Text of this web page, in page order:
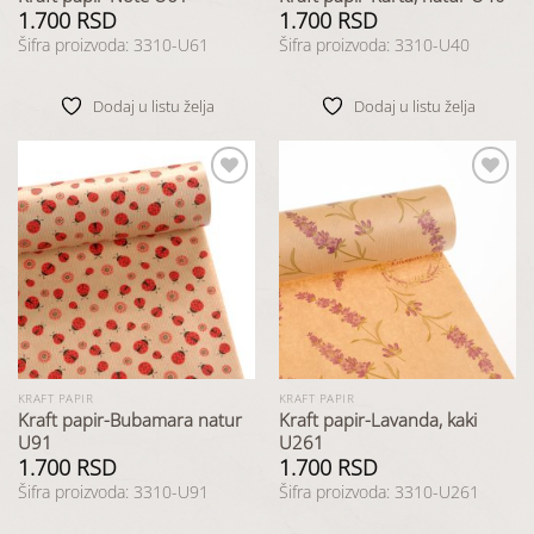
1.700 RSD
Šifra proizvoda: 3310-U61
Dodaj u listu želja
1.700 RSD
Šifra proizvoda: 3310-U40
Dodaj u listu želja
KRAFT PAPIR
Kraft papir-Bubamara natur
U91
1.700 RSD
Šifra proizvoda: 3310-U91
KRAFT PAPIR
Kraft papir-Lavanda, kaki
U261
1.700 RSD
Šifra proizvoda: 3310-U261